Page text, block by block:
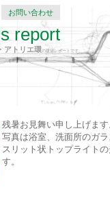
お問い合わせ
report
アトリエ環の建築レポートです。
残暑お見舞い申し上げます
写真は浴室、洗面所のガラ
スリット状トップライト
す。